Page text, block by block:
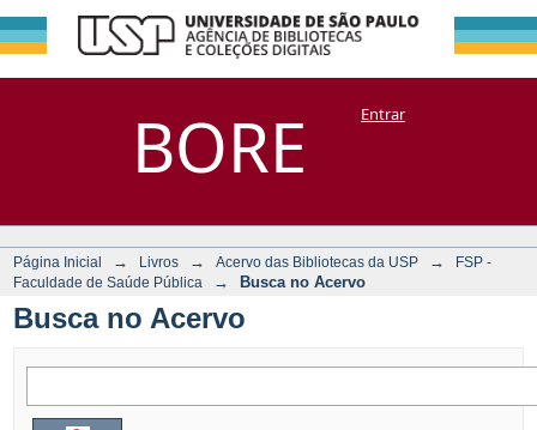
BORE
Busca no Acervo
DSpace/Manakin + CoriscoEntrar
Página Inicial → Livros → Acervo das Bibliotecas da USP →
FSP -
Faculdade de Saúde Pública
→ Busca no Acervo
Busca no Acervo